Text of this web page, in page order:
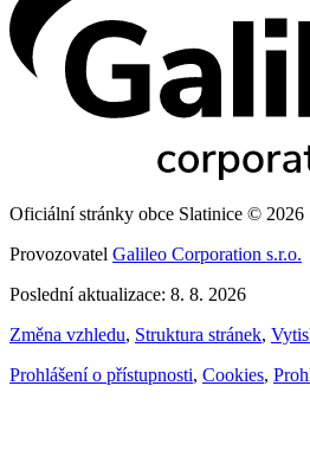
Oficiální stránky obce Slatinice © 2026
Provozovatel Galileo Corporation s.r.o.
Poslední aktualizace: 8. 8. 2026
Změna vzhledu, Struktura stránek,
Prohlášení o přístupnosti, Cookies,